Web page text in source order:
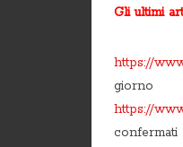
Gli ultimi
https://
giorno
https://
confermati